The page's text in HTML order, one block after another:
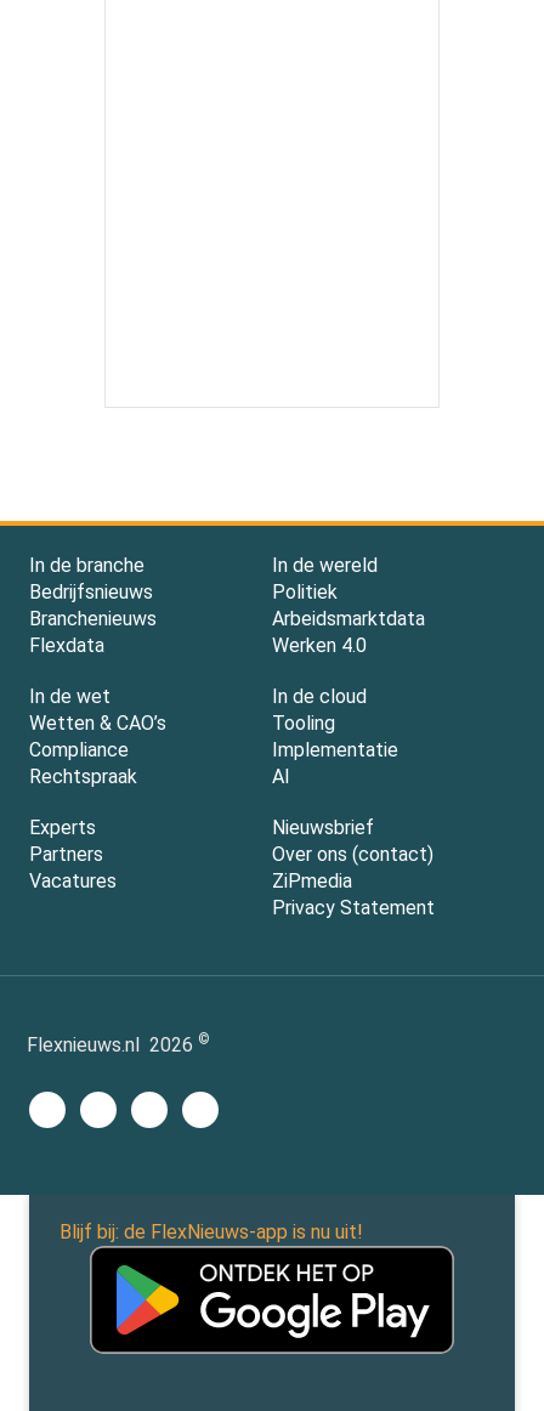
In de branche
Bedrijfsnieuws
Branchenieuws
Flexdata
In de wereld
Politiek
Arbeidsmarktdata
Werken 4.0
In de wet
Wetten & CAO’s
Compliance
Rechtspraak
In de cloud
Tooling
Implementatie
AI
Experts
Partners
Vacatures
Nieuwsbrief
Over ons (contact)
ZiPmedia
Privacy Statement
Flexnieuws.nl 2026 ©
Blijf bij: de FlexNieuws-app is nu uit!